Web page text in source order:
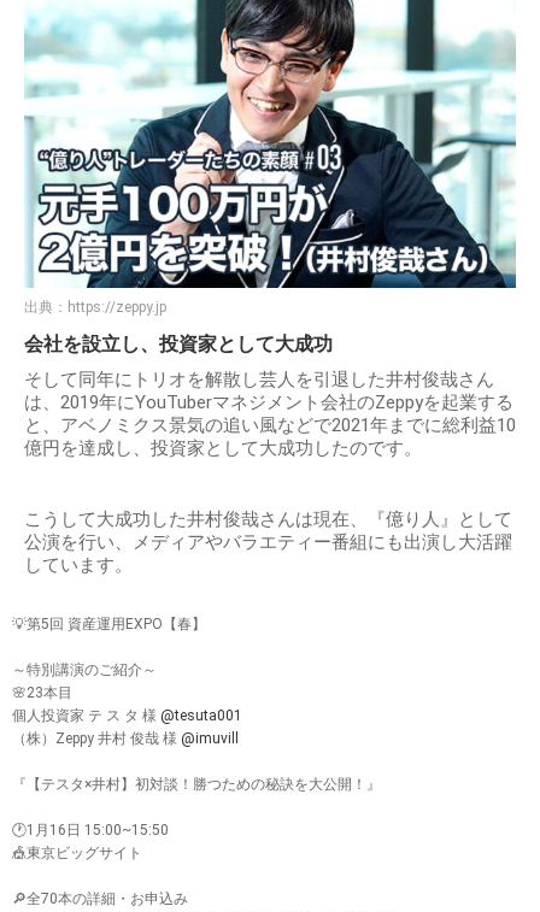
出典： https://zeppy.jp
会社を設立し、投資家として大成功
そして同年にトリオを解散し芸人を引退した井村俊哉さん
は、2019年にYouTuberマネジメント会社のZeppyを起業する
と、アベノミクス景気の追い風などで2021年までに総利益10
億円を達成し、投資家として大成功したのです。
こうして大成功した井村俊哉さんは現在、『億り人』として
公演を行い、メディアやバラエティー番組にも出演し大活躍
しています。
💡第5回 資産運用EXPO【春】
～特別講演のご紹介～
🌸23本目
個人投資家 テ ス タ 様 @tesuta001
（株）Zeppy 井村 俊哉 様 @imuvill
『【テスタ×井村】初対談！勝つための秘訣を大公開！』
🕐1月16日 15:00~15:50
🎪東京ビッグサイト
🔎全70本の詳細・お申込み